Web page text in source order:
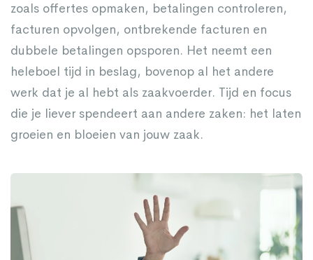
zoals offertes opmaken, betalingen controleren,
facturen opvolgen, ontbrekende facturen en
dubbele betalingen opsporen. Het neemt een
heleboel tijd in beslag, bovenop al het andere
werk dat je al hebt als zaakvoerder. Tijd en focus
die je liever spendeert aan andere zaken: het laten
groeien en bloeien van jouw zaak.